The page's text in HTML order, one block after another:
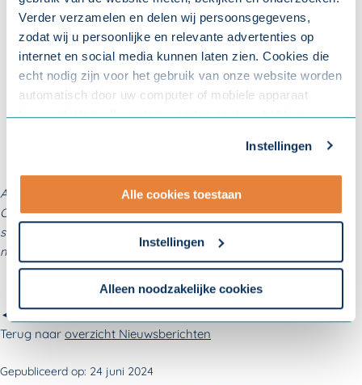
Verder verzamelen en delen wij persoonsgegevens,
zodat wij u persoonlijke en relevante advertenties op
internet en social media kunnen laten zien. Cookies die
echt nodig zijn voor het gebruik van onze website worden
automatisch door uw computer of mobiele apparaat
bewaard. Voor alle andere soorten cookies hebben we uw
aanpassen. Met uw toestemming delen wij uw gegevens
met onze10 partners.
- Lees hier onzeprivacyverklaringen onze
Om uw toestemmingsvoorkeur te wijzigen, klikt u op
Instellingen
Alle cookies toestaan
Instellingen
Alleen noodzakelijke cookies
Persoonlijke situaties
Hierbij gaat het om verlof dat kort duurt. Een medewerker
kan dit onder andere opnemen wanneer hij of zij niet kan
werken door onverwachte of zeer bijzondere situaties.
Bijvoorbeeld bij het overlijden van een familielid,
Aan deze informatie kunnen geen rechten worden ontleend.
Ondanks dat deze informatie met de grootste zorg is
samengesteld, kan het gebeuren dat bepaalde informatie niet
meer actueel is.
◄
Terug naar overzicht Nieuwsberichten
Gepubliceerd op: 24 juni 2024